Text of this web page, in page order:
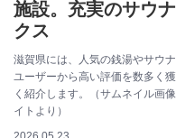
施設。充実のサウ
クス
滋賀県には、人気の銭湯やサウ
ユーザーから高い評価を数多く
く紹介します。（サムネイル画
イトより）